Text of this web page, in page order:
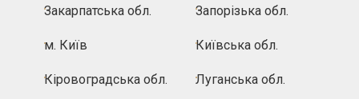
Закарпатська обл. Запорізька обл.
м. Київ Київська обл.
Кіровоградська обл. Луганська обл.